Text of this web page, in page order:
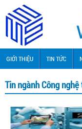
GIỚI THIỆU TIN TỨC
Tin ngành Công